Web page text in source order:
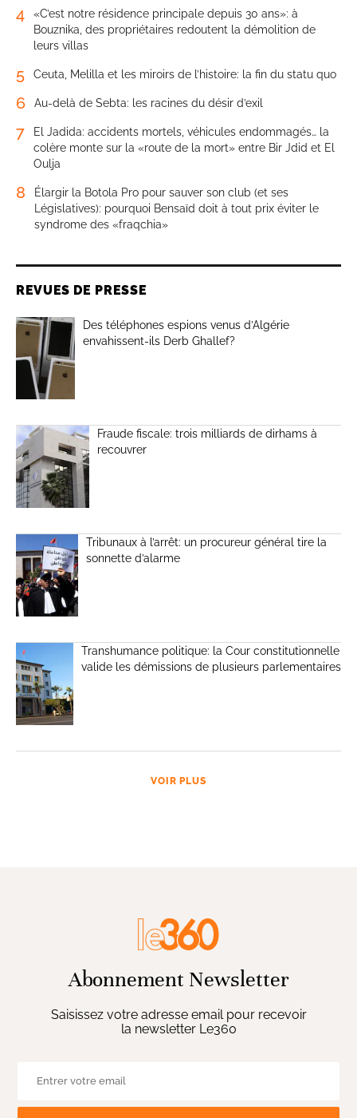
4
«C’est notre résidence principale depuis 30 ans»: à
Bouznika, des propriétaires redoutent la démolition de
leurs villas
5 Ceuta, Melilla et les miroirs de l’histoire: la fin du statu quo
6 Au-delà de Sebta: les racines du désir d’exil
7
El Jadida: accidents mortels, véhicules endommagés… la
colère monte sur la «route de la mort» entre Bir Jdid et El
Oulja
8
Élargir la Botola Pro pour sauver son club (et ses
Législatives): pourquoi Bensaïd doit à tout prix éviter le
syndrome des «fraqchia»
REVUES DE PRESSE
Des téléphones espions venus d’Algérie
envahissent-ils Derb Ghallef?
Fraude fiscale: trois milliards de dirhams à
recouvrer
Tribunaux à l’arrêt: un procureur général tire la
sonnette d’alarme
Transhumance politique: la Cour constitutionnelle
valide les démissions de plusieurs parlementaires
VOIR PLUS
Abonnement Newsletter
Saisissez votre adresse email pour recevoir
la newsletter Le360